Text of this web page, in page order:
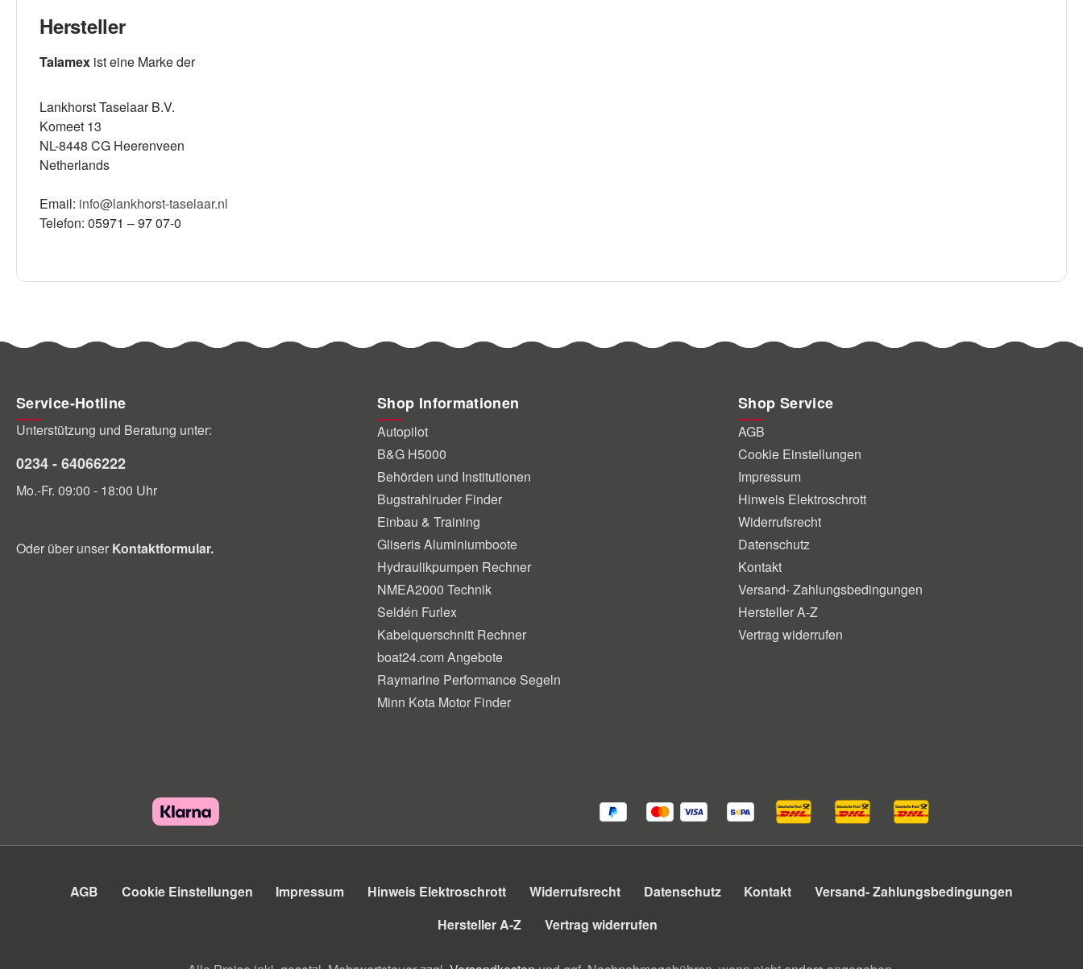
Hersteller
Talamex ist eine Marke der
Lankhorst Taselaar B.V.
Komeet 13
NL-8448 CG Heerenveen
Netherlands
Email: info@lankhorst-taselaar.nl
Telefon: 05971 – 97 07-0
Service-Hotline
Unterstützung und Beratung unter:
0234 - 64066222
Mo.-Fr. 09:00 - 18:00 Uhr
Oder über unser Kontaktformular.
Shop Informationen
Autopilot
B&G H5000
Behörden und Institutionen
Bugstrahlruder Finder
Einbau & Training
Gliseris Aluminiumboote
Hydraulikpumpen Rechner
NMEA2000 Technik
Seldén Furlex
Kabelquerschnitt Rechner
boat24.com Angebote
Raymarine Performance Segeln
Minn Kota Motor Finder
Shop Service
AGB
Cookie Einstellungen
Impressum
Hinweis Elektroschrott
Widerrufsrecht
Datenschutz
Kontakt
Versand- Zahlungsbedingungen
Hersteller A-Z
Vertrag widerrufen
AGB Cookie Einstellungen Impressum Hinweis Elektroschrott Widerrufsrecht Datenschutz Kontakt
Versand- Zahlungsbedingungen
Hersteller A-Z
Vertrag widerrufen